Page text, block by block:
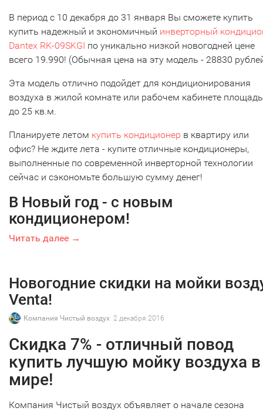
В период с 10 декабря до 31 января Вы сможете купить
купить надежный и экономичный инверторный
Dantex RK-09SKGI по уникально низкой новогодней цене
всего 19.990! (Обычная цена на эту модель - 28830
Эта модель отлично подойдет для кондиционирования
воздуха в жилой комнате или рабочем кабинете
до 25 кв.м.
Планируете летом купить кондиционер в квартиру или
офис? Не ждите лета - купите отличные кондиционеры,
выполненные по современной инверторной технологии
сейчас и сэкономьте большую сумму денег!
В Новый год - с новым
кондиционером!
Читать далее →
Новогодние скидки на мойки
Venta!
Компания Чистый воздух 2 декабря 2016
Скидка 7% - отличный повод
купить лучшую мойку воздуха в
мире!
Компания Чистый воздух объявляет о начале сезона